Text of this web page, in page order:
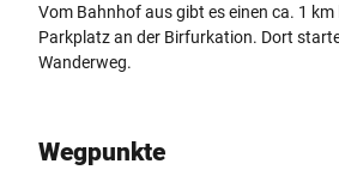
Vom Bahnhof aus gibt es einen ca. 1
Parkplatz an der Birfurkation. Dort
Wanderweg.
Wegpunkte